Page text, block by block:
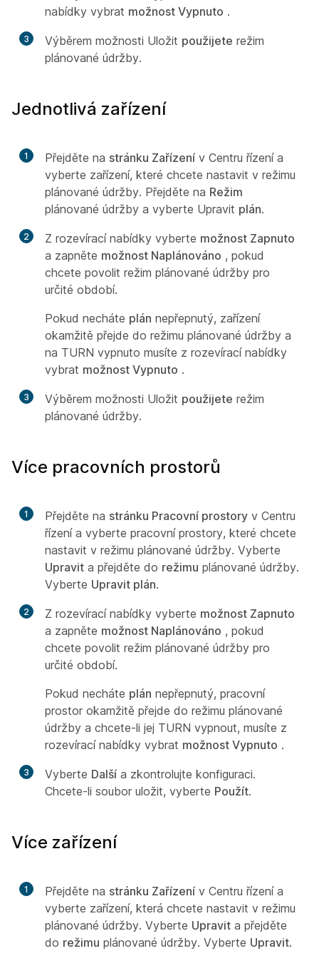
nabídky vybrat možnost Vypnuto .
3 Výběrem možnosti Uložit použijete režim
plánované údržby.
Jednotlivá zařízení
1 Přejděte na stránku Zařízení v Centru řízení a
vyberte zařízení, které chcete nastavit v režimu
plánované údržby. Přejděte na Režim
plánované údržby a vyberte Upravit plán.
2 Z rozevírací nabídky vyberte možnost Zapnuto
a zapněte možnost Naplánováno , pokud
chcete povolit režim plánované údržby pro
určité období.
Pokud necháte plán nepřepnutý, zařízení
okamžitě přejde do režimu plánované údržby a
na TURN vypnuto musíte z rozevírací nabídky
vybrat možnost Vypnuto .
3 Výběrem možnosti Uložit použijete režim
plánované údržby.
Více pracovních prostorů
1 Přejděte na stránku Pracovní prostory v Centru
řízení a vyberte pracovní prostory, které chcete
nastavit v režimu plánované údržby. Vyberte
Upravit a přejděte do režimu plánované údržby.
Vyberte Upravit plán.
2 Z rozevírací nabídky vyberte možnost Zapnuto
a zapněte možnost Naplánováno , pokud
chcete povolit režim plánované údržby pro
určité období.
Pokud necháte plán nepřepnutý, pracovní
prostor okamžitě přejde do režimu plánované
údržby a chcete-li jej TURN vypnout, musíte z
rozevírací nabídky vybrat možnost Vypnuto .
3 Vyberte Další a zkontrolujte konfiguraci.
Chcete-li soubor uložit, vyberte Použít.
Více zařízení
1 Přejděte na stránku Zařízení v Centru řízení a
vyberte zařízení, která chcete nastavit v režimu
plánované údržby. Vyberte Upravit a přejděte
do režimu plánované údržby. Vyberte Upravit.